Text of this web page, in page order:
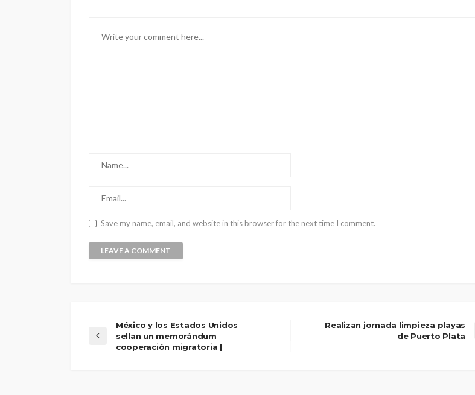
Save my name, email, and website in this browser for the next time I comment.
México y los Estados Unidos
sellan un memorándum
cooperación migratoria |
Realizan jornada limpieza playas
de Puerto Plata